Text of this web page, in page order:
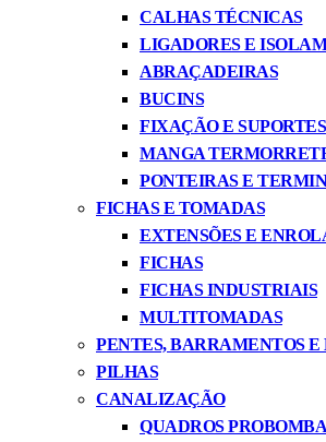
CALHAS TÉCNICAS
LIGADORES E
ABRAÇADEIRAS
BUCINS
FIXAÇÃO E SUPORTES
MANGA
PONTEIRAS E
FICHAS E TOMADAS
EXTENSÕES E
FICHAS
FICHAS INDUSTRIAIS
MULTITOMADAS
PENTES, BARRAMENTOS E
PILHAS
CANALIZAÇÃO
QUADROS PROBOMBA